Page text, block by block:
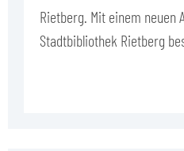
Rietberg. Mit einem neuen
Stadtbibliothek Rietberg